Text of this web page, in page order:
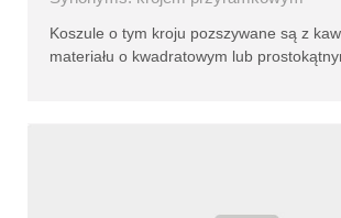
Koszule o tym kroju pozszywane są z
materiału o kwadratowym lub